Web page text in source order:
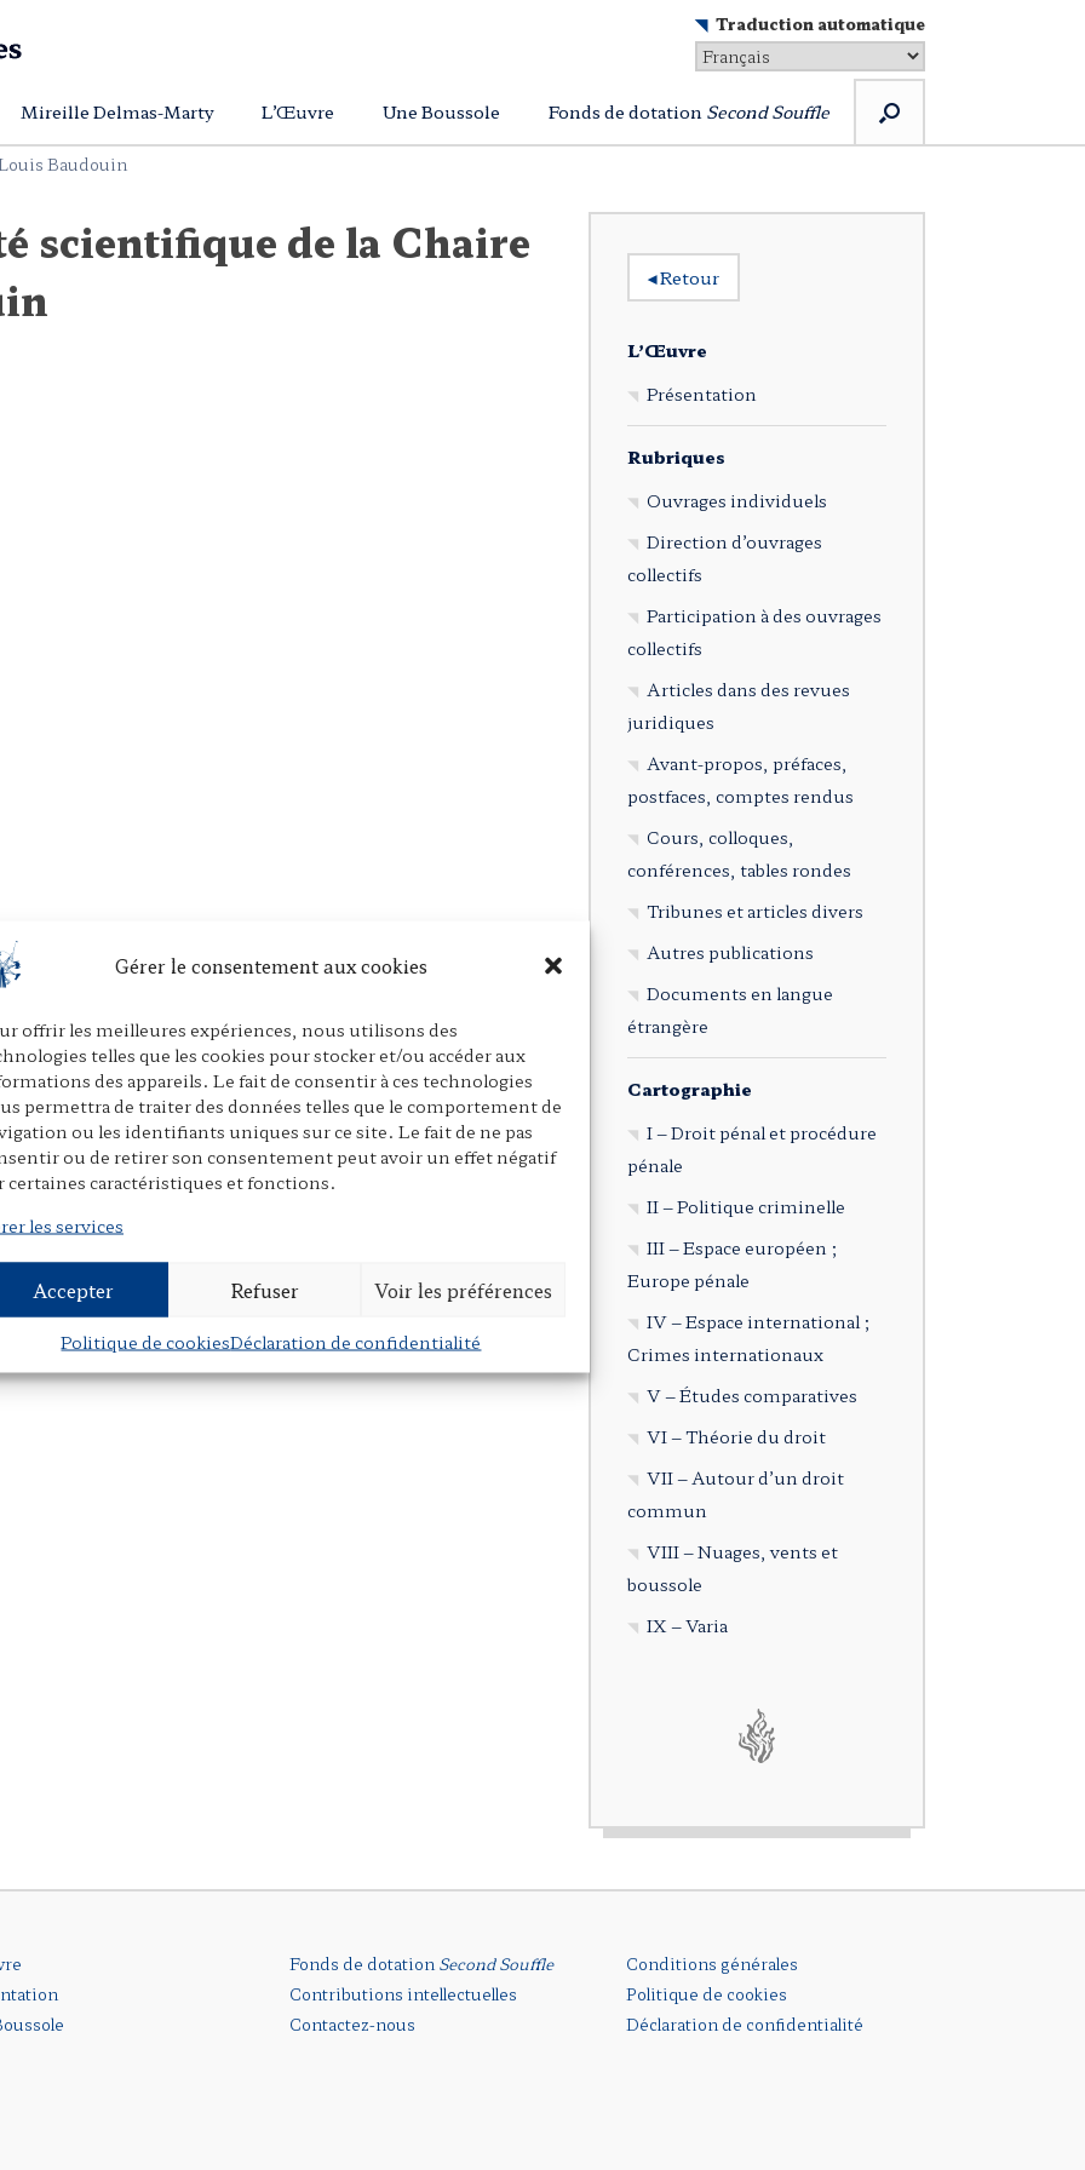
Gérer le consentement aux cookies
offrir les meilleures expériences, nous utilisons des
telles que les cookies pour stocker et/ou accéder aux
des appareils. Le fait de consentir à ces technologies
permettra de traiter des données telles que le comportement de
ou les identifiants uniques sur ce site. Le fait de ne pas
ou de retirer son consentement peut avoir un effet négatif
certaines caractéristiques et fonctions.
les services
Accepter Refuser Voir les préférences
Politique de cookiesDéclaration de confidentialité
Traduction automatique
Mireille Delmas-Marty L’Œuvre Une Boussole Fonds de dotation Second Souffle
Baudouin
scientifique de la Chaire
◂Retour
L’Œuvre
Présentation
Rubriques
Ouvrages individuels
Direction d’ouvrages
collectifs
Participation à des ouvrages
collectifs
Articles dans des revues
juridiques
Avant-propos, préfaces,
postfaces, comptes rendus
Cours, colloques,
conférences, tables rondes
Tribunes et articles divers
Autres publications
Documents en langue
étrangère
Cartographie
I – Droit pénal et procédure
pénale
II – Politique criminelle
III – Espace européen ;
Europe pénale
IV – Espace international ;
Crimes internationaux
V – Études comparatives
VI – Théorie du droit
VII – Autour d’un droit
commun
VIII – Nuages, vents et
boussole
IX – Varia
Fonds de dotation Second Souffle
Contributions intellectuelles
Contactez-nous
Conditions générales
Politique de cookies
Déclaration de confidentialité